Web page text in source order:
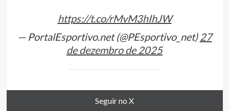
https://t.co/rMvM3hIhJW
— PortalEsportivo.net (@PEsportivo_net) 27
de dezembro de 2025
Seguir no X